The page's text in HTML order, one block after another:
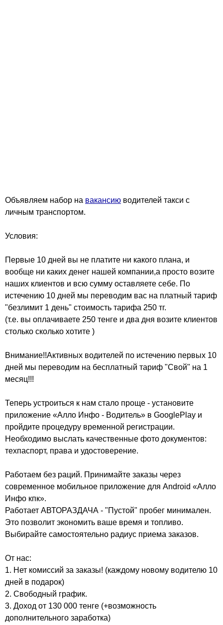
Объявляем набор на вакансию водителей такси с
личным транспортом.
Условия:
Первые 10 дней вы не платите ни какого плана, и
вообще ни каких денег нашей компании,а просто возите
наших клиентов и всю сумму оставляете себе. По
истечению 10 дней мы переводим вас на платный тариф
"безлимит 1 день" стоимость тарифа 250 тг.
(т.е. вы оплачиваете 250 тенге и два дня возите клиентов
столько сколько хотите )
Внимание!!Активных водителей по истечению первых 10
дней мы переводим на бесплатный тариф "Свой" на 1
месяц!!!
Теперь устроиться к нам стало проще - установите
приложение «Алло Инфо - Водитель» в GooglePlay и
пройдите процедуру временной регистрации.
Необходимо выслать качественные фото документов:
техпаспорт, права и удостоверение.
Работаем без раций. Принимайте заказы через
современное мобильное приложение для Android «Алло
Инфо кпк».
Работает АВТОРАЗДАЧА - "Пустой" пробег минимален.
Это позволит экономить ваше время и топливо.
Выбирайте самостоятельно радиус приема заказов.
От нас:
1. Нет комиссий за заказы! (каждому новому водителю 10
дней в подарок)
2. Свободный график.
3. Доход от 130 000 тенге (+возможность
дополнительного заработка)